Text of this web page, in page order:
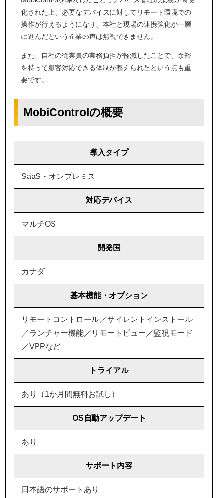
化された上、必要なデバイスに対してリモート環境での
操作が行えるようになり、本社と現場の連携強化が一層
に進んだという企業の声は無視できません。
また、自社の従業員の業務負担が軽減したことで、余裕
を持って顧客対応できる体制が整えられたという点も重
要です。
MobiControlの概要
導入タイプ
SaaS・オンプレミス
対応デバイス
マルチOS
開発国
カナダ
基本機能・オプション
リモートコントロール／サイレントインストール
／ランチャー機能／リモートビュー／監視モード
／VPPなど
トライアル
あり（1か月間無料お試し）
OS自動アップデート
あり
サポート内容
日本語のサポートあり